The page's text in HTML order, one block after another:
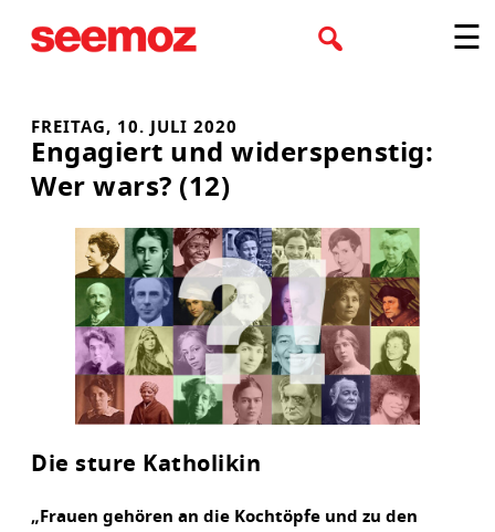
Inhalt
☰
FREITAG, 10. JULI 2020
Engagiert und widerspenstig:
Wer wars? (12)
Die sture Katholikin
„Frauen gehören an die Kochtöpfe und zu den